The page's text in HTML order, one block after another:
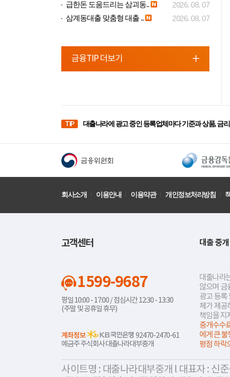
급한돈 도움드리는 삼괴동..
2026. 08. 07
삼계동대출 맞춤형 대출 ..
2026. 08. 07
금융TIP 더보기
TIP 대출나라에 광고 중인 등록업체마다 기준과 상품, 금
회사소개 이용안내 이용약관 개인정보처리방침
고객센터
1599-9687
평일 10:00 - 17:00 / 점심시간 12:30 - 13:30
(주말 및 공휴일 휴무)
계좌정보
92470-2470-61
예금주 주식회사 대출나라대부중개
대출 중
대출나라
않으며 금
광고 등록
체가 제공
책임을 지
중개수수
에게 큰
평점 하락
사이트명 : 대출나라대부중개 l 대표자 : 신